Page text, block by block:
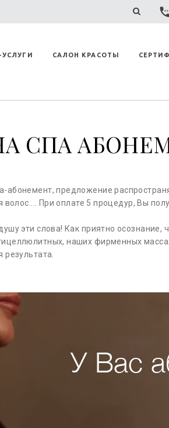
УСЛУГИ САЛОН КРАСОТЫ
СПА
абонемент, предложение
волос.... При оплате 5 процедур, Вы
эти слова! Как приятно
наших фирменных
результата.